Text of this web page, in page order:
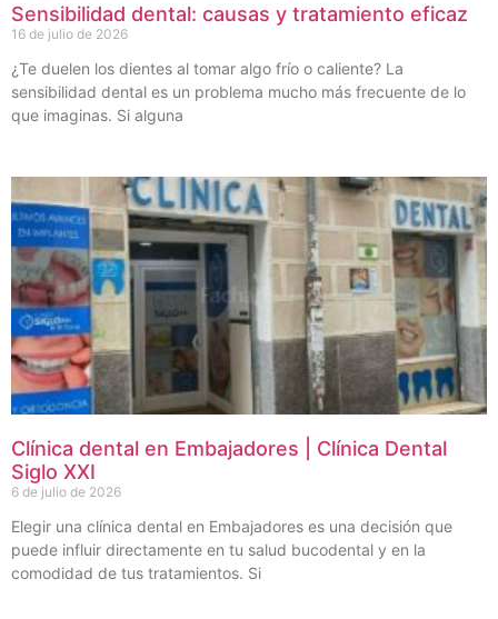
Sensibilidad dental: causas y tratamiento eficaz
16 de julio de 2026
¿Te duelen los dientes al tomar algo frío o caliente? La
sensibilidad dental es un problema mucho más frecuente de lo
que imaginas. Si alguna
Clínica dental en Embajadores | Clínica Dental
Siglo XXI
6 de julio de 2026
Elegir una clínica dental en Embajadores es una decisión que
puede influir directamente en tu salud bucodental y en la
comodidad de tus tratamientos. Si